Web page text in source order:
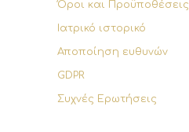
Όροι και Προϋποθέσεις
Ιατρικό ιστορικό
Αποποίηση ευθυνών
GDPR
Συχνές Ερωτήσεις